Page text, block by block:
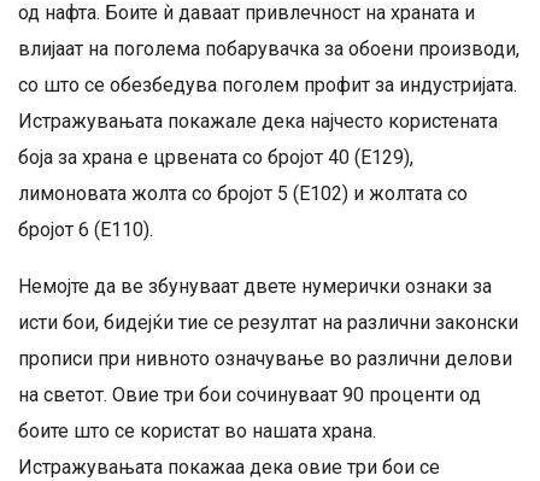
од нафта. Боите ѝ даваат привлечност на храната и
влијаат на поголема побарувачка за обоени производи,
со што се обезбедува поголем профит за индустријата.
Истражувањата покажале дека најчесто користената
боја за храна е црвената со бројот 40 (Е129),
лимоновата жолта со бројот 5 (Е102) и жолтата со
бројот 6 (Е110).
Немојте да ве збунуваат двете нумерички ознаки за
исти бои, бидејќи тие се резултат на различни законски
прописи при нивното означување во различни делови
на светот. Овие три бои сочинуваат 90 проценти од
боите што се користат во нашата храна.
Истражувањата покажаа дека овие три бои се